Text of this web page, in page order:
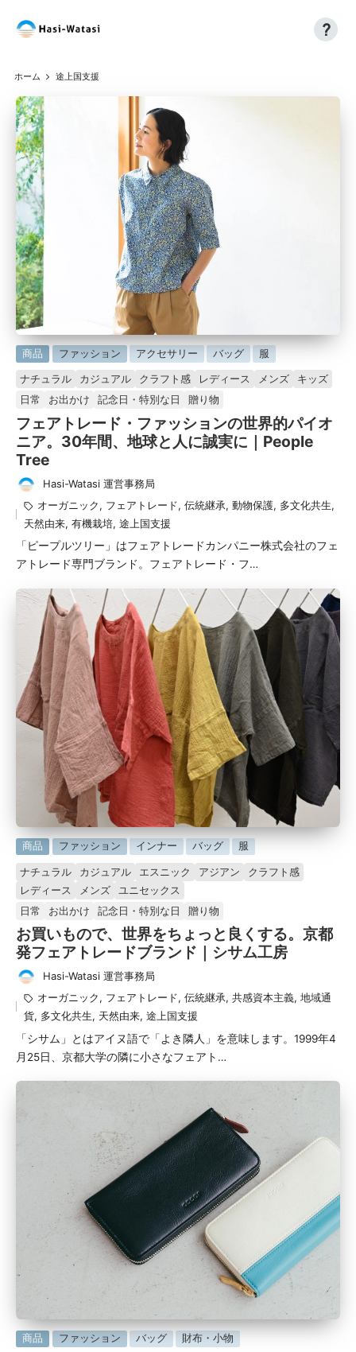
a
si
-
W
at
a
si
も、
世
界
も、
し
あ
わ
に
?
ホーム 途上国支援
に
載
済
み
商品 ファッション アクセサリー バッグ 服
ナチュラル カジュアル クラフト感 レディース メンズ
キッズ
日常
お出かけ 記念日・特別な日 贈り物
フェアトレード・ファッションの世界的パイオ
ニア。30年間、地球と人に誠実に｜People
Tree
投
稿
者
Hasi-Watasi 運営事務局
タ
グ：
オーガニック, フェアトレード,伝統継承,動物保護, 多文化共生,
天然由来, 有機栽培, 途上国支援
「ピープルツリー」はフェアトレードカンパニー株式会社のフェ
アトレード専門ブランド。フェアトレード・フ…
に
載
済
み
商品 ファッション インナー バッグ 服
ナチュラル カジュアル エスニック アジアン
クラフト感
レディース
メンズ
ユニセックス
日常
お出かけ 記念日・特別な日 贈り物
お買いもので、世界をちょっと良くする。京都
発フェアトレードブランド｜シサム工房
投
稿
者
Hasi-Watasi 運営事務局
タ
グ：
オーガニック, フェアトレード,伝統継承,共感資本主義,地域通
貨, 多文化共生, 天然由来, 途上国支援
「シサム」とはアイヌ語で「よき隣人」を意味します。1999年4
月25日、京都大学の隣に小さなフェアト…
に商品 ファッション バッグ 財布・小物